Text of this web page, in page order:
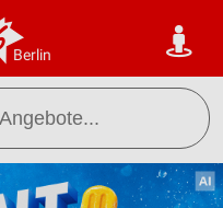
Berlin